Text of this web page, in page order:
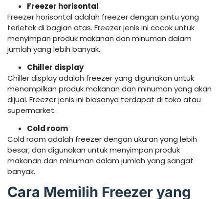
Freezer horisontal
Freezer horisontal adalah freezer dengan pintu yang
terletak di bagian atas. Freezer jenis ini cocok untuk
menyimpan produk makanan dan minuman dalam
jumlah yang lebih banyak.
Chiller display
Chiller display adalah freezer yang digunakan untuk
menampilkan produk makanan dan minuman yang akan
dijual. Freezer jenis ini biasanya terdapat di toko atau
supermarket.
Cold room
Cold room adalah freezer dengan ukuran yang lebih
besar, dan digunakan untuk menyimpan produk
makanan dan minuman dalam jumlah yang sangat
banyak.
Cara Memilih Freezer yang